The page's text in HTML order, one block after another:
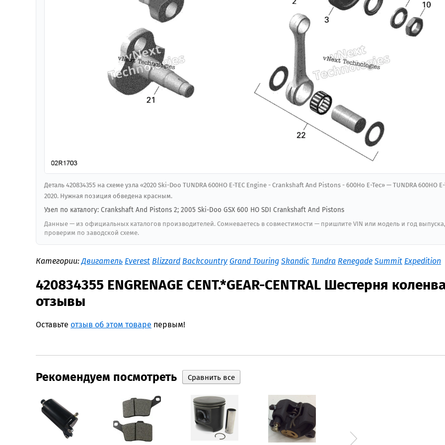
Деталь 420834355 на схеме узла «2020 Ski-Doo TUNDRA 600HO E-TEC Engine - Crankshaft And Pistons - 600Ho E-Tec» — TUNDRA 600HO E-
2020. Нужная позиция обведена красным.
Узел по каталогу: Crankshaft And Pistons 2; 2005 Ski-Doo GSX 600 HO SDI Crankshaft And Pistons
Данные — из официальных каталогов производителей. Сомневаетесь в совместимости — пришлите VIN или модель и год выпуска,
проверим по заводской схеме.
Категории:Двигатель Everest Blizzard Backcountry Grand Touring Skandic Tundra Renegade Summit Expedition
420834355 ENGRENAGE CENT.*GEAR-CENTRAL Шестерня
отзывы
Оставьте отзыв об этом товаре первым!
Рекомендуем посмотреть